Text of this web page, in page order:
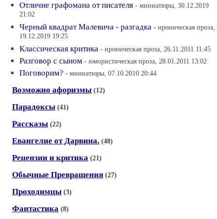
Отличие графомана от писателя - миниатюры, 30.12.2019
21:02
Черный квадрат Малевича - разгадка - ироническая проза,
19.12.2019 19:25
Классическая критика - ироническая проза, 26.11.2011 11:45
Разговор с сыном - юмористическая проза, 28.01.2011 13:02
Поговорим? - миниатюры, 07.10.2010 20:44
Возможно афоризмы (12)
Парадоксы (41)
Рассказы (22)
Евангелие от Дарвина. (48)
Рецензии и критика (21)
Обычные Превращения (27)
Проходимцы (3)
Фантастика (8)